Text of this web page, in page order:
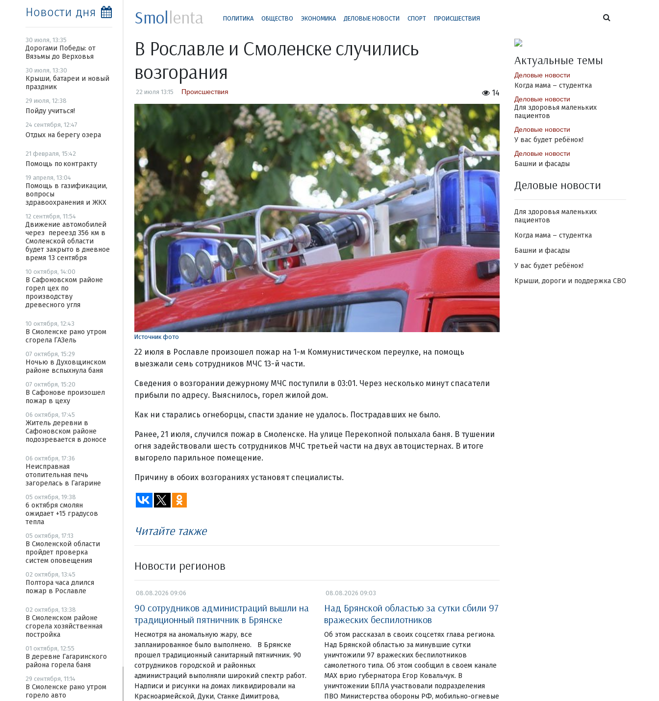
Новости дня
30 июля, 13:35
Дорогами Победы: от
Вязьмы до Верховья
30 июля, 13:30
Крыши, батареи и новый
праздник
29 июля, 12:38
Пойду учиться!
24 сентября, 12:47
Отдых на берегу озера
21 февраля, 15:42
Помощь по контракту
19 апреля, 13:04
Помощь в газификации,
вопросы
здравоохранения и ЖКХ
12 сентября, 11:54
Движение автомобилей
через переезд 356 км в
Смоленской области
будет закрыто в дневное
время 13 сентября
10 октября, 14:00
В Сафоновском районе
горел цех по
производству
древесного угля
10 октября, 12:43
В Смоленске рано утром
сгорела ГАЗель
07 октября, 15:29
Ночью в Духовщинском
районе вспыхнула баня
07 октября, 15:20
В Сафонове произошел
пожар в цеху
06 октября, 17:45
Житель деревни в
Сафоновском районе
подозревается в доносе
06 октября, 17:36
Неисправная
отопительная печь
загорелась в Гагарине
05 октября, 19:38
6 октября смолян
ожидает +15 градусов
тепла
05 октября, 17:13
В Смоленской области
пройдет проверка
систем оповещения
02 октября, 13:45
Полтора часа длился
пожар в Рославле
02 октября, 13:38
В Смоленском районе
сгорела хозяйственная
постройка
01 октября, 12:55
В деревне Гагаринского
района горела баня
29 сентября, 11:14
В Смоленске рано утром
горело авто
Smollenta ПОЛИТИКА ОБЩЕСТВО ЭКОНОМИКА ДЕЛОВЫЕ НОВОСТИ СПОРТ ПРОИСШЕСТВИЯ
В Рославле и Смоленске случились
возгорания
14
22 июля 13:15 Происшествия
Источник фото
22 июля в Рославле произошел пожар на 1-м Коммунистическом переулке, на помощь
выезжали семь сотрудников МЧС 13-й части.
Сведения о возгорании дежурному МЧС поступили в 03:01. Через несколько минут спасатели
прибыли по адресу. Выяснилось, горел жилой дом.
Как ни старались огнеборцы, спасти здание не удалось. Пострадавших не было.
Ранее, 21 июля, случился пожар в Смоленске. На улице Перекопной полыхала баня. В тушении
огня задействовали шесть сотрудников МЧС третьей части на двух автоцистернах. В итоге
выгорело парильное помещение.
Причину в обоих возгораниях установят специалисты.
Читайте также
Новости регионов
08.08.2026 09:06
90 сотрудников администраций вышли на
традиционный пятничник в Брянске
Несмотря на аномальную жару, все
запланированное было выполнено. В Брянске
прошел традиционный санитарный пятничник. 90
сотрудников городской и районных
администраций выполняли широкий спектр работ.
Надписи и рисунки на домах ликвидировали на
Красноармейской, Дуки, Станке Димитрова,
08.08.2026 09:03
Над Брянской областью за сутки сбили 97
вражеских беспилотников
Об этом рассказал в своих соцсетях глава региона.
Над Брянской областью за минувшие сутки
уничтожили 97 вражеских беспилотников
самолетного типа. Об этом сообщил в своем канале
МАХ врио губернатора Егор Ковальчук. В
уничтожении БПЛА участвовали подразделения
ПВО Министерства обороны РФ, мобильно-огневые
Актуальные темы
Деловые новости
Когда мама – студентка
Деловые новости
Для здоровья маленьких
пациентов
Деловые новости
У вас будет ребёнок!
Деловые новости
Башни и фасады
Деловые новости
Для здоровья маленьких
пациентов
Когда мама – студентка
Башни и фасады
У вас будет ребёнок!
Крыши, дороги и поддержка СВО